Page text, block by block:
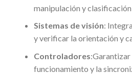
manipulación y clasificación
Sistemas de visión:
y verificar la orientación y
Controladores:Garantizar
funcionamiento y la